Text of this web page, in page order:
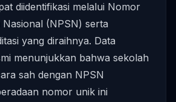
diidentifikasi melalui Nomor
(NPSN) serta
yang diraihnya. Data
menunjukkan bahwa sekolah
sah dengan NPSN
nomor unik ini